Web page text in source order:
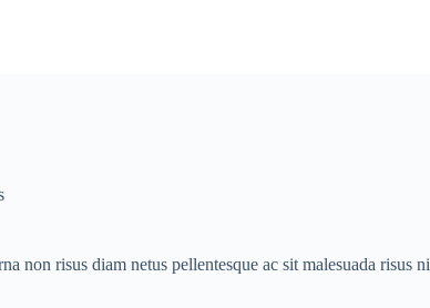
non risus diam netus pellentesque ac sit malesuada